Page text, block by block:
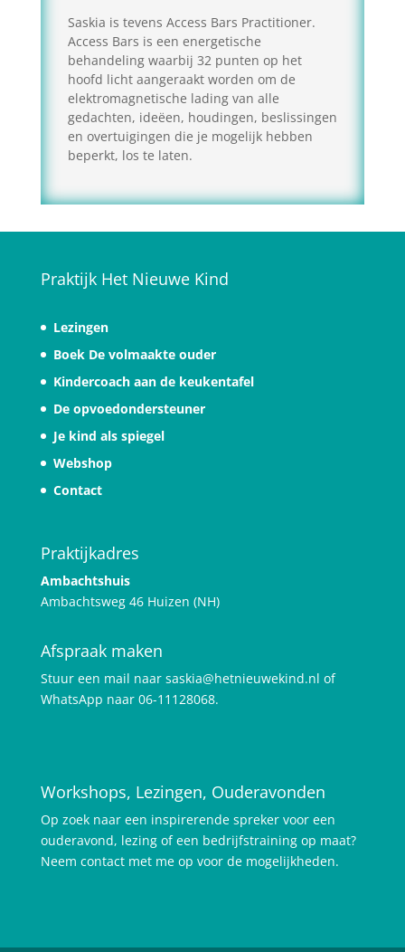
Saskia is tevens Access Bars Practitioner.
Access Bars is een energetische
behandeling waarbij 32 punten op het
hoofd licht aangeraakt worden om de
elektromagnetische lading van alle
gedachten, ideëen, houdingen, beslissingen
en overtuigingen die je mogelijk hebben
beperkt, los te laten.
Praktijk Het Nieuwe Kind
Lezingen
Boek De volmaakte ouder
Kindercoach aan de keukentafel
De opvoedondersteuner
Je kind als spiegel
Webshop
Contact
Praktijkadres
Ambachtshuis
Ambachtsweg 46 Huizen (NH)
Afspraak maken
Stuur een mail naar saskia@hetnieuwekind.nl of
WhatsApp naar 06-11128068.
Workshops, Lezingen, Ouderavonden
Op zoek naar een inspirerende spreker voor een
ouderavond, lezing of een bedrijfstraining op maat?
Neem contact met me op voor de mogelijkheden.